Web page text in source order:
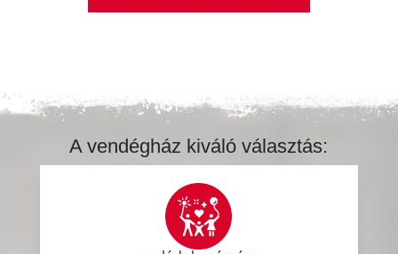
A vendégház kiváló választás: